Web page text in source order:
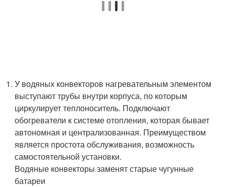
У водяных конвекторов нагревательным элементом
выступают трубы внутри корпуса, по которым
циркулирует теплоноситель. Подключают
обогреватели к системе отопления, которая бывает
автономная и централизованная. Преимуществом
является простота обслуживания, возможность
самостоятельной установки.
Водяные конвекторы заменят старые чугунные
батареи